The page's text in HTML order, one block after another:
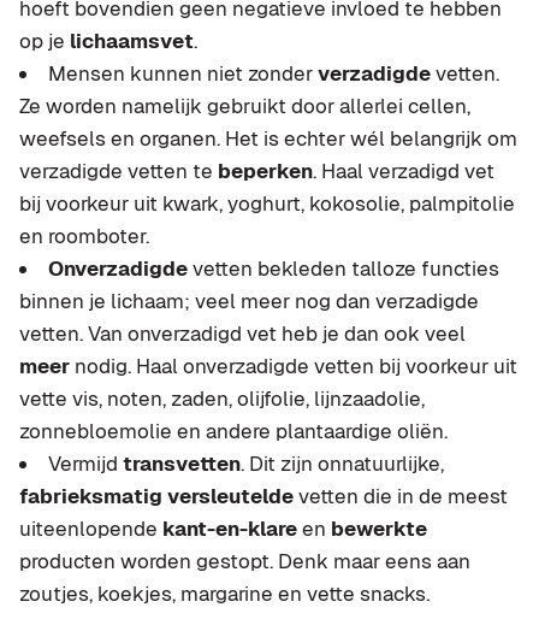
hoeft bovendien geen negatieve invloed te hebben
op je lichaamsvet.
Mensen kunnen niet zonderverzadigdevetten.
Ze worden namelijk gebruikt door allerlei cellen,
weefsels en organen. Het is echter wél belangrijk om
verzadigde vetten te beperken. Haal verzadigd vet
bij voorkeur uit kwark, yoghurt, kokosolie, palmpitolie
en roomboter.
Onverzadigdevetten bekleden talloze functies
binnen je lichaam; veel meer nog dan verzadigde
vetten. Van onverzadigd vet heb je dan ook veel
meer nodig. Haal onverzadigde vetten bij voorkeur uit
vette vis, noten, zaden, olijfolie, lijnzaadolie,
zonnebloemolie en andere plantaardige oliën.
Vermijd transvetten. Dit zijn onnatuurlijke,
fabrieksmatig versleuteldevetten die in de meest
uiteenlopende kant-en-klareen bewerkte
producten worden gestopt. Denk maar eens aan
zoutjes, koekjes, margarine en vette snacks.